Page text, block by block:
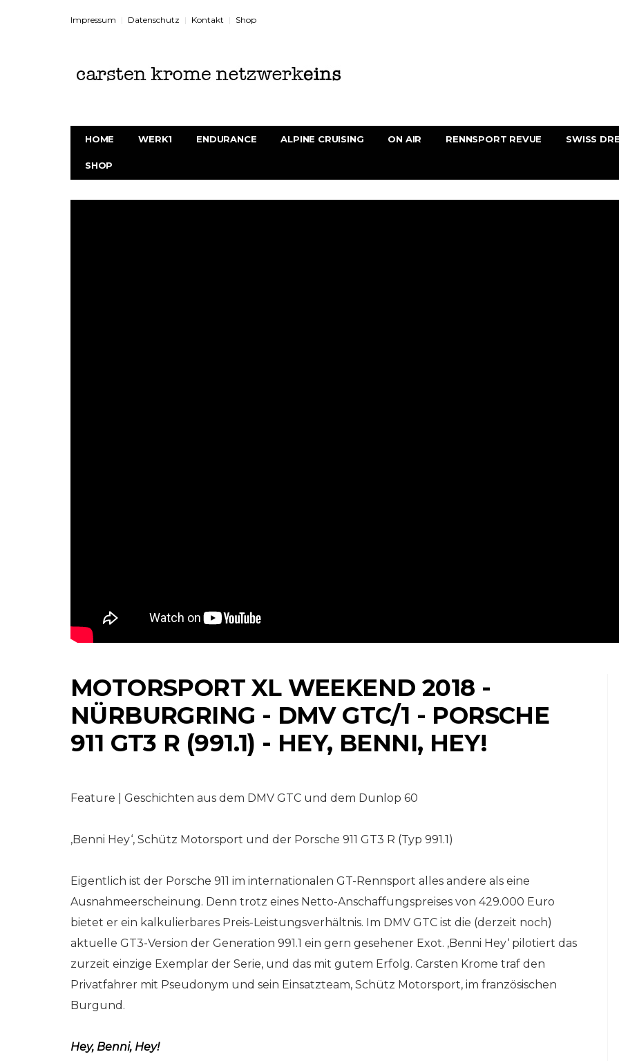
Impressum Datenschutz Kontakt Shop
HOME WERK1 ENDURANCE ALPINE CRUISING ON AIR RENNSPORT REVUE SWISS
SHOP
MOTORSPORT XL WEEKEND 2018 -
NÜRBURGRING - DMV GTC/1 - PORSCHE
911 GT3 R (991.1) - HEY, BENNI, HEY!
Feature | Geschichten aus dem DMV GTC und dem Dunlop 60
‚Benni Hey‘, Schütz Motorsport und der Porsche 911 GT3 R (Typ 991.1)
Eigentlich ist der Porsche 911 im internationalen GT-Rennsport alles andere als eine
Ausnahmeerscheinung. Denn trotz eines Netto-Anschaffungspreises von 429.000 Euro
bietet er ein kalkulierbares Preis-Leistungsverhältnis. Im DMV GTC ist die (derzeit noch)
aktuelle GT3-Version der Generation 991.1 ein gern gesehener Exot. ‚Benni Hey‘ pilotiert das
zurzeit einzige Exemplar der Serie, und das mit gutem Erfolg. Carsten Krome traf den
Privatfahrer mit Pseudonym und sein Einsatzteam, Schütz Motorsport, im französischen
Burgund.
Hey, Benni, Hey!
GO! // ONLINE-STORE BY WERK1
cars | culture:
01 |
am 1.
online auf
eleven boxerstories:
Bestellen Sie jetzt die
№ 02 | 2024
(erscheint am 12.
Dezember 2024)
online auf
netzwerkeins | GO!
11. Dezember 2024
11 Jahre werk1® nine |
eleven boxerstories:
Frühjahrsausgabe №
01 | 2024 (erscheint
am 23. April 2024)
online auf
netzwerkeins | GO!
1. April 2024